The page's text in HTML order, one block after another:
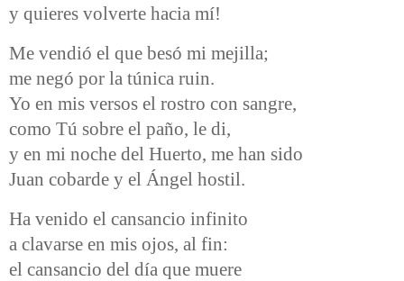
y quieres volverte hacia mí!
Me vendió el que besó mi mejilla;
me negó por la túnica ruin.
Yo en mis versos el rostro con sangre,
como Tú sobre el paño, le di,
y en mi noche del Huerto, me han sido
Juan cobarde y el Ángel hostil.
Ha venido el cansancio infinito
a clavarse en mis ojos, al fin:
el cansancio del día que muere